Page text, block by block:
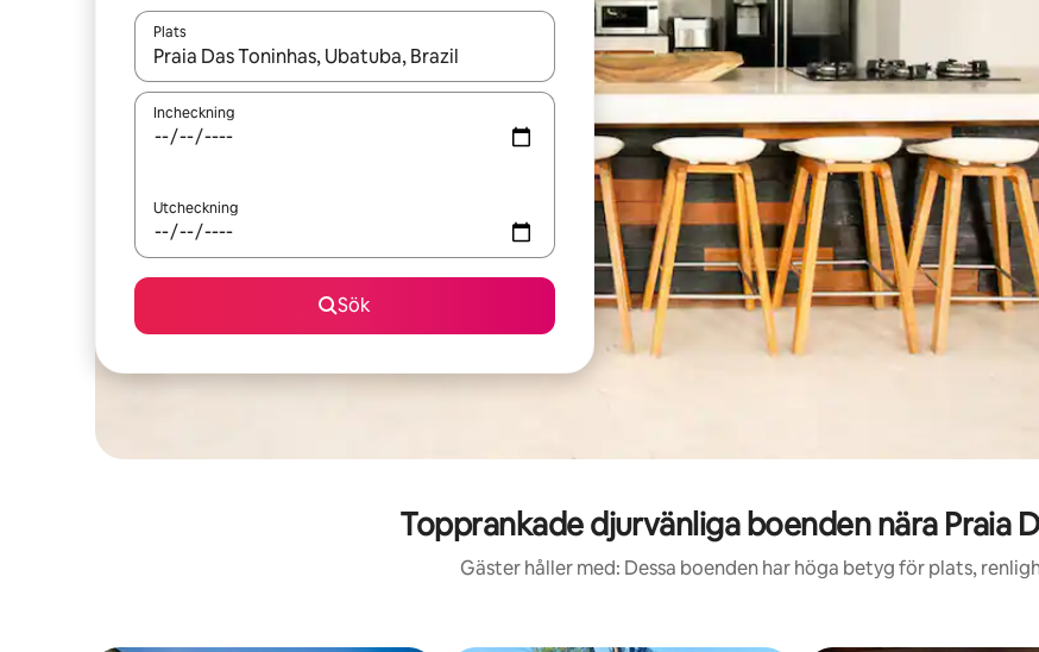
Plats
När resultaten är tillgängliga kan du navigera med upp- och nedåtpilarna eller utforska genom att trycka eller svepa.
Incheckning
Utcheckning
Sök
Topprankade djurvänliga boenden nära Praia
Gäster håller med: Dessa boenden har höga betyg för plats,